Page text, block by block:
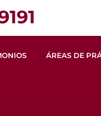
ÁREAS DE